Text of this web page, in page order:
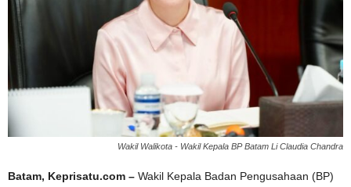
Wakil Walikota - Wakil Kepala BP Batam Li Claudia Chandra
Batam, Keprisatu.com – Wakil Kepala Badan Pengusahaan (BP)